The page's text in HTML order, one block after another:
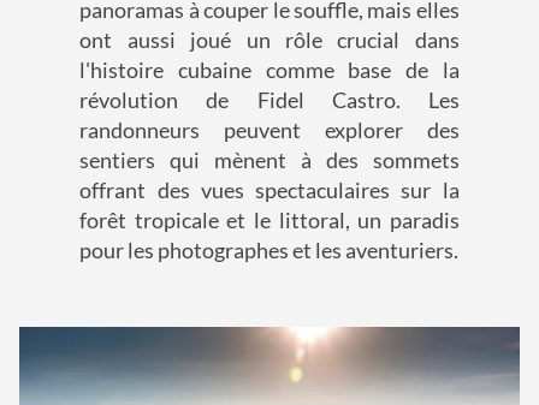
panoramas à couper le souffle, mais elles
ont aussi joué un rôle crucial dans
l'histoire cubaine comme base de la
révolution de Fidel Castro. Les
randonneurs peuvent explorer des
sentiers qui mènent à des sommets
offrant des vues spectaculaires sur la
forêt tropicale et le littoral, un paradis
pour les photographes et les aventuriers.